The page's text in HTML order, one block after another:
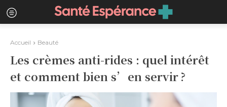
Accueil Beauté
Les crèmes anti-rides : quel intérêt
et comment bien s’en servir ?